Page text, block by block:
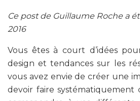
Ce post de Guillaume Roche a
2016
Vous êtes à court d’idées
design et tendances sur les
vous avez envie de créer une
devoir faire systématiquement